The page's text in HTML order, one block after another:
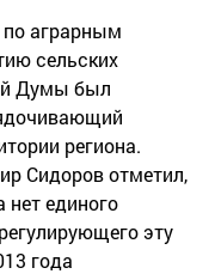
аграрным
сельских
Думы был
региона.
Сидоров отметил,
нет единого
эту
года